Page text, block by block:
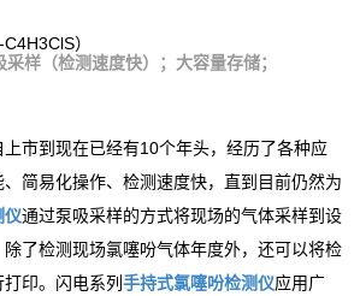
）
样（检测速度快）；大容量存储；
上市到现在已经有10个年头，经历了各种应
简易化操作、检测速度快，直到目前仍然为
仪通过泵吸采样的方式将现场的气体采样到设
了检测现场氯噻吩气体年度外，还可以将检
印。闪电系列手持式氯噻吩检测仪应用广